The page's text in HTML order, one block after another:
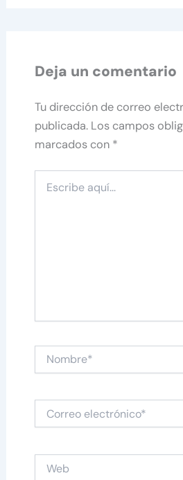
Deja un comentario
Tu dirección de correo
publicada. Los campos
marcados con *
aquí...
Nombre*
electrónico*